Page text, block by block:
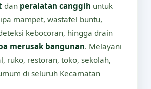
dan peralatan canggih untuk
mampet, wastafel buntu,
kebocoran, hingga drain
merusak bangunan. Melayani
ruko, restoran, toko, sekolah,
di seluruh Kecamatan